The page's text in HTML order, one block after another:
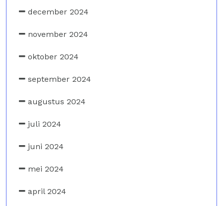
december 2024
november 2024
oktober 2024
september 2024
augustus 2024
juli 2024
juni 2024
mei 2024
april 2024